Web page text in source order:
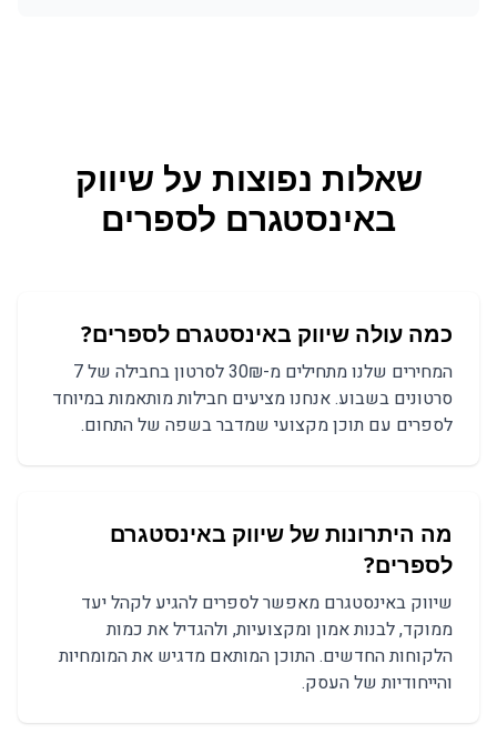
שאלות נפוצות על שיווק
באינסטגרם לספרים
כמה עולה שיווק באינסטגרם לספרים?
המחירים שלנו מתחילים מ-30₪ לסרטון בחבילה של 7
סרטונים בשבוע. אנחנו מציעים חבילות מותאמות במיוחד
לספרים עם תוכן מקצועי שמדבר בשפה של התחום.
מה היתרונות של שיווק באינסטגרם
לספרים?
שיווק באינסטגרם מאפשר לספרים להגיע לקהל יעד
ממוקד, לבנות אמון ומקצועיות, ולהגדיל את כמות
הלקוחות החדשים. התוכן המותאם מדגיש את המומחיות
והייחודיות של העסק.